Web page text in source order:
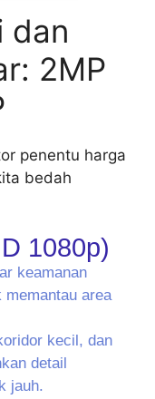
dan
2MP
penentu harga
bedah
1080p)
keamanan
memantau area
kecil, dan
detail
jauh.